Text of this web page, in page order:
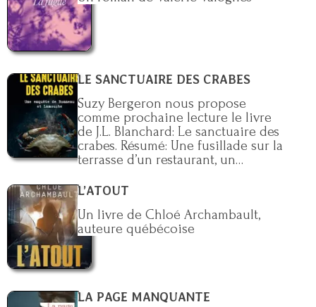
LE SANCTUAIRE DES CRABES
Suzy Bergeron nous propose
comme prochaine lecture le livre
de J.L. Blanchard: Le sanctuaire des
crabes. Résumé: Une fusillade sur la
terrasse d’un restaurant, un…
L’ATOUT
Un livre de Chloé Archambault,
auteure québécoise
LA PAGE MANQUANTE